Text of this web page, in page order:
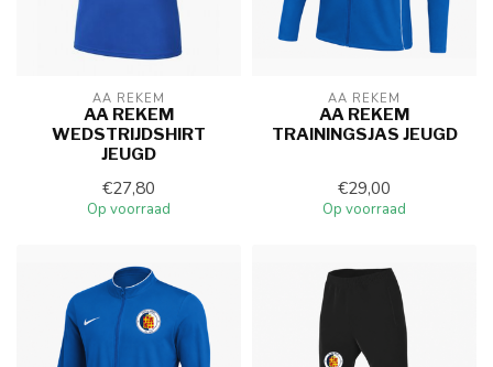
AA REKEM
AA REKEM
WEDSTRIJDSHIRT
JEUGD
€27,80
Op voorraad
AA REKEM
AA REKEM
TRAININGSJAS JEUGD
€29,00
Op voorraad